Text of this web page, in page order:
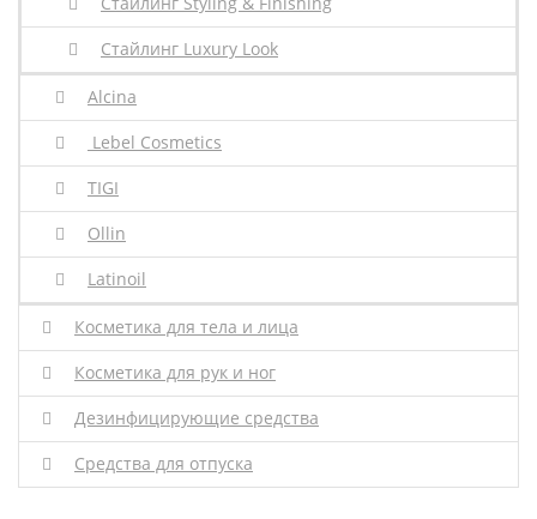
Стайлинг Luxury Look
Alcina
Lebel Cosmetics
TIGI
Ollin
Latinoil
Косметика для тела и лица
Косметика для рук и ног
Дезинфицирующие средства
Средства для отпуска